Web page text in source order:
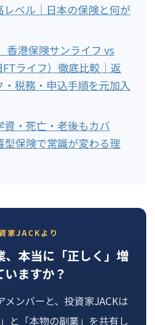
レベル｜日本の保険と何が
香港保険サンライフ vs
ライフ）徹底比較｜返
税務・申込手順を元加入
資・死亡・老後もカバ
型保険で常識が変わる理
家JACKより
、本当に「正しく」増
いますか？
メンバーと、投資家JACKは
と「本物の副業」を共有し